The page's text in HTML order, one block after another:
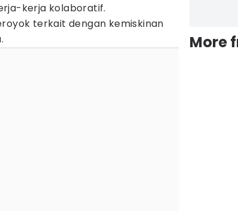
kerja kolaboratif.
terkait dengan kemiskinan
More